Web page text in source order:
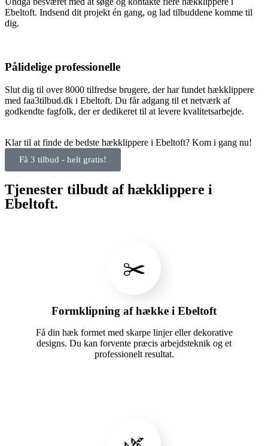
Ebeltoft. Indsend dit projekt én gang, og lad tilbuddene komme til
dig.
Pålidelige professionelle
Slut dig til over 8000 tilfredse brugere, der har fundet hækklippere
med faa3tilbud.dk i Ebeltoft. Du får adgang til et netværk af
godkendte fagfolk, der er dedikeret til at levere kvalitetsarbejde.
Klar til at finde de bedste hækklippere i Ebeltoft? Kom i gang nu!
Få 3 tilbud - helt gratis!
Tjenester tilbudt af hækklippere i
Ebeltoft.
✂️
Formklipning af hække i Ebeltoft
Få din hæk formet med skarpe linjer eller dekorative
designs. Du kan forvente præcis arbejdsteknik og et
professionelt resultat.